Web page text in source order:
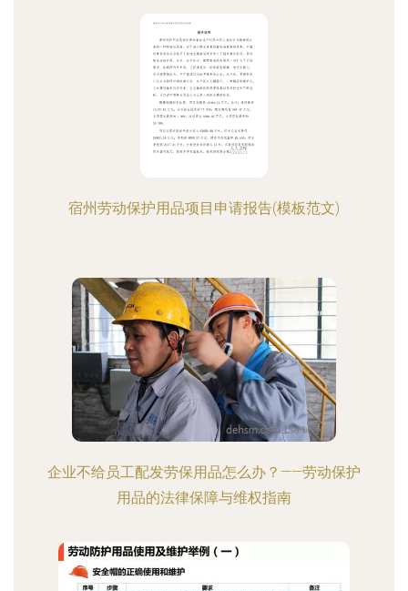
宿州劳动保护用品项目申请报告(模板范文)
企业不给员工配发劳保用品怎么办？——劳动保护
用品的法律保障与维权指南